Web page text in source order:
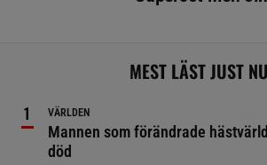
MEST LÄST JUST NU
VÄRLDEN
Mannen som förändrade
död